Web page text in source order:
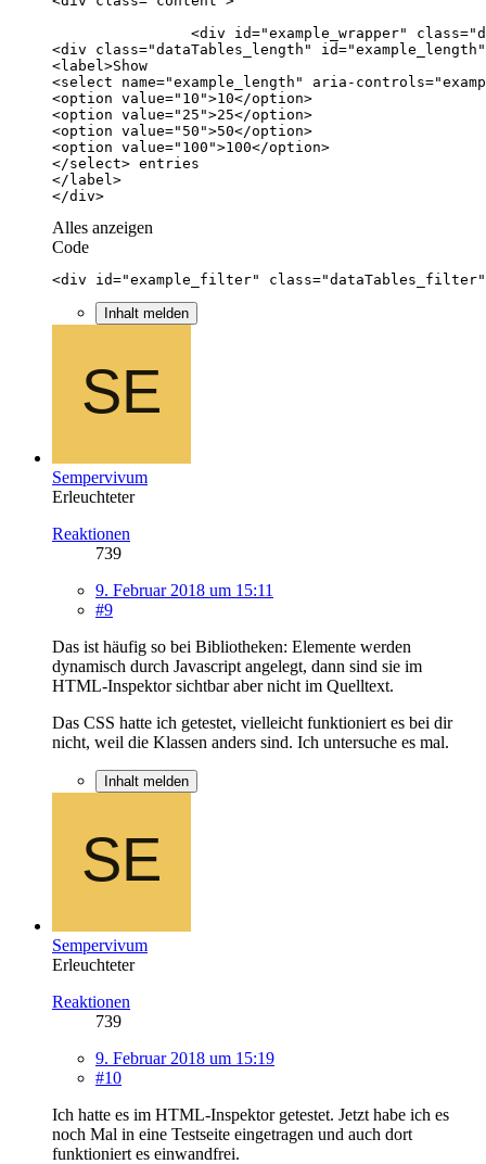
</div>
Alles anzeigen
Code
<div id="example_filter"
Inhalt melden
Sempervivum
Erleuchteter
Reaktionen
739
9. Februar 2018 um 15:11
#9
Das ist häufig so bei Bibliotheken: Elemente werden
dynamisch durch Javascript angelegt, dann sind sie im
HTML-Inspektor sichtbar aber nicht im Quelltext.
Das CSS hatte ich getestet, vielleicht funktioniert es bei dir
nicht, weil die Klassen anders sind. Ich untersuche es mal.
Inhalt melden
Sempervivum
Erleuchteter
Reaktionen
739
9. Februar 2018 um 15:19
#10
Ich hatte es im HTML-Inspektor getestet. Jetzt habe ich es
noch Mal in eine Testseite eingetragen und auch dort
funktioniert es einwandfrei.